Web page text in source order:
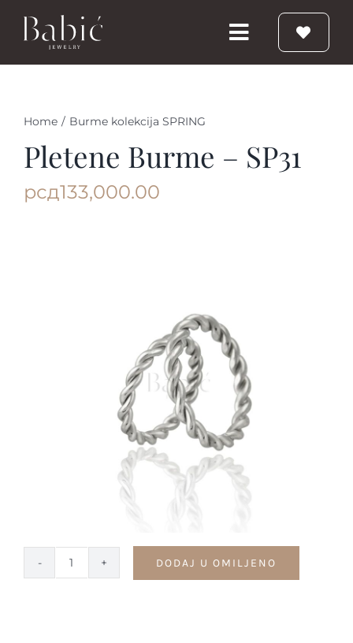
Toggle
Navigation
Burme
Prstenje
Home / Burme kolekcija SPRING
Pletene Burme – SP31
рсд133,000.00
Pletene
DODAJ U OMILJENO